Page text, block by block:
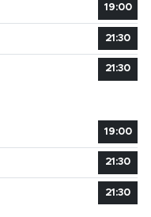
19:00
21:30
21:30
19:00
21:30
21:30